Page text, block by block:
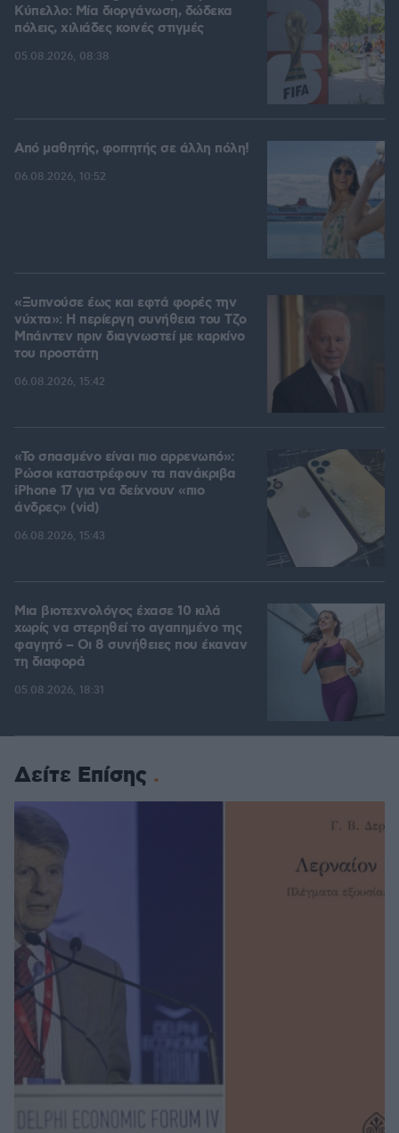
Kύπελλο: Μία διοργάνωση, δώδεκα
πόλεις, χιλιάδες κοινές στιγμές
05.08.2026, 08:38
Από μαθητής, φοιτητής σε άλλη πόλη!
06.08.2026, 10:52
«Ξυπνούσε έως και εφτά φορές την
νύχτα»: Η περίεργη συνήθεια του Τζο
Μπάιντεν πριν διαγνωστεί με καρκίνο
του προστάτη
06.08.2026, 15:42
«Το σπασμένο είναι πιο αρρενωπό»:
Ρώσοι καταστρέφουν τα πανάκριβα
iPhone 17 για να δείχνουν «πιο
άνδρες» (vid)
06.08.2026, 15:43
Μια βιοτεχνολόγος έχασε 10 κιλά
χωρίς να στερηθεί το αγαπημένο της
φαγητό – Οι 8 συνήθειες που έκαναν
τη διαφορά
05.08.2026, 18:31
Δείτε Επίσης